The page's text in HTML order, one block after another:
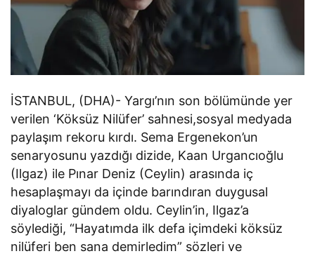
İSTANBUL, (DHA)- Yargı’nın son bölümünde yer
verilen ‘Köksüz Nilüfer’ sahnesi,sosyal medyada
paylaşım rekoru kırdı. Sema Ergenekon’un
senaryosunu yazdığı dizide, Kaan Urgancıoğlu
(Ilgaz) ile Pınar Deniz (Ceylin) arasında iç
hesaplaşmayı da içinde barındıran duygusal
diyaloglar gündem oldu. Ceylin’in, Ilgaz’a
söylediği, “Hayatımda ilk defa içimdeki köksüz
nilüferi ben sana demirledim” sözleri ve